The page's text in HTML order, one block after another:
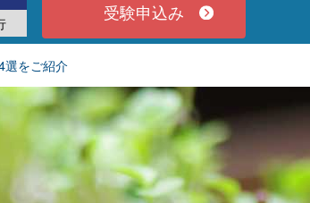
受験申込み
選をご紹介